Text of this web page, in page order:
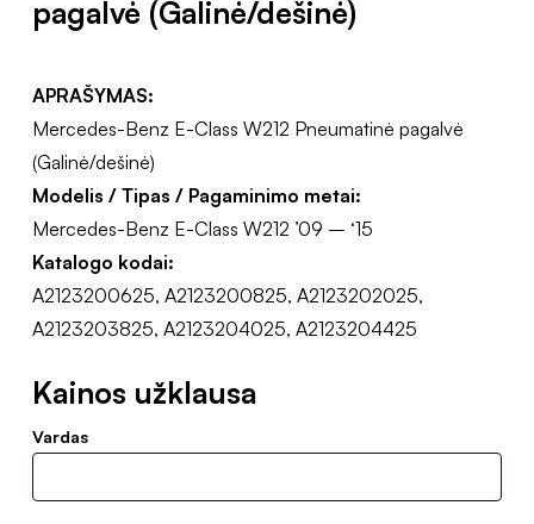
pagalvė (Galinė/dešinė)
APRAŠYMAS:
Mercedes-Benz E-Class W212 Pneumatinė pagalvė
(Galinė/dešinė)
Modelis / Tipas / Pagaminimo metai:
Mercedes-Benz E-Class W212 ’09 – ‘15
Katalogo kodai:
A2123200625, A2123200825, A2123202025,
A2123203825, A2123204025, A2123204425
Kainos užklausa
Vardas